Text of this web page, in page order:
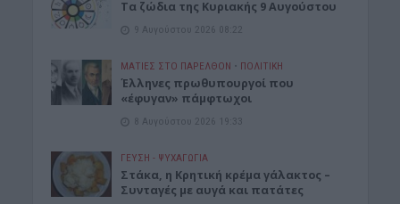
Τα ζώδια της Κυριακής 9 Αυγούστου
9 Αυγούστου 2026 08:22
ΜΑΤΙΕΣ ΣΤΟ ΠΑΡΕΛΘΟΝ • ΠΟΛΙΤΙΚΗ
Έλληνες πρωθυπουργοί που
«έφυγαν» πάμφτωχοι
8 Αυγούστου 2026 19:33
ΓΕΎΣΗ - ΨΥΧΑΓΩΓΊΑ
Στάκα, η Κρητική κρέμα γάλακτος –
Συνταγές με αυγά και πατάτες